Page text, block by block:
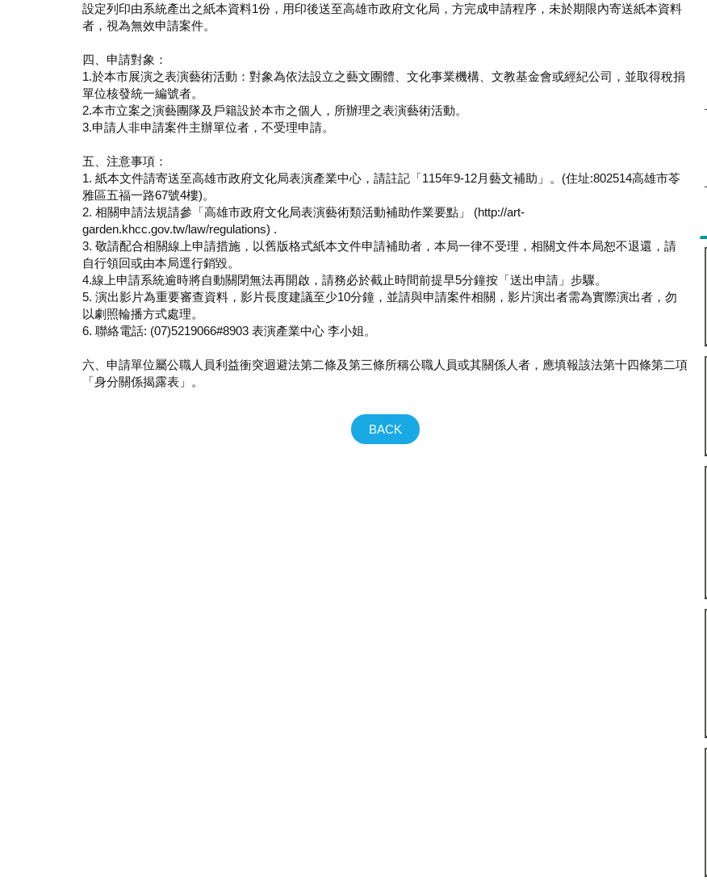
設定列印由系統產出之紙本資料1份，用印後送至高雄市政府文化局，方完成申請程序，未於期限內寄送紙本資料
者，視為無效申請案件。
四、申請對象：
1.於本市展演之表演藝術活動：對象為依法設立之藝文團體、文化事業機構、文教基金會或經紀公司，並取得稅捐
單位核發統一編號者。
2.本市立案之演藝團隊及戶籍設於本市之個人，所辦理之表演藝術活動。
3.申請人非申請案件主辦單位者，不受理申請。
五、注意事項：
1. 紙本文件請寄送至高雄市政府文化局表演產業中心，請註記「115年9-12月藝文補助」。(住址:802514高雄市苓
雅區五福一路67號4樓)。
2. 相關申請法規請參「高雄市政府文化局表演藝術類活動補助作業要點」 (http://art-
garden.khcc.gov.tw/law/regulations) .
3. 敬請配合相關線上申請措施，以舊版格式紙本文件申請補助者，本局一律不受理，相關文件本局恕不退還，請
自行領回或由本局逕行銷毀。
4.線上申請系統逾時將自動關閉無法再開啟，請務必於截止時間前提早5分鐘按「送出申請」步驟。
5. 演出影片為重要審查資料，影片長度建議至少10分鐘，並請與申請案件相關，影片演出者需為實際演出者，勿
以劇照輪播方式處理。
6. 聯絡電話: (07)5219066#8903 表演產業中心 李小姐。
六、申請單位屬公職人員利益衝突迴避法第二條及第三條所稱公職人員或其關係人者，應填報該法第十四條第二項
「身分關係揭露表」。
BACK